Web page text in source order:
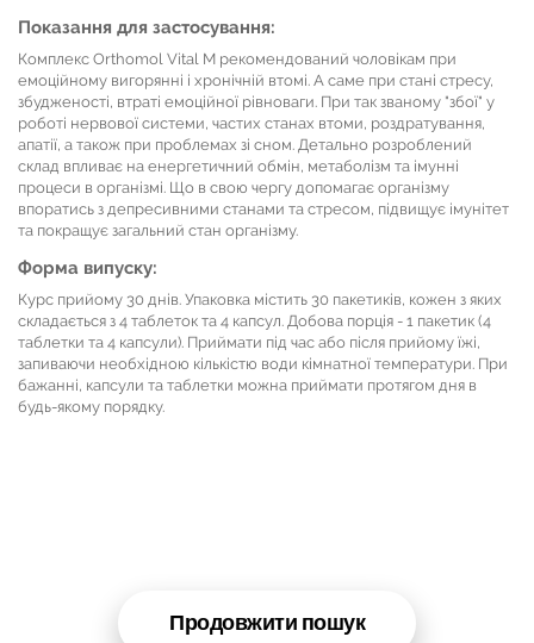
Показання для застосування:
Комплекс Orthomol Vital M рекомендований чоловікам при
емоційному вигорянні і хронічній втомі. А саме при стані стресу,
збудженості, втраті емоційної рівноваги. При так званому "збої" у
роботі нервової системи, частих станах втоми, роздратування,
апатії, а також при проблемах зі сном. Детально розроблений
склад впливає на енергетичний обмін, метаболізм та імунні
процеси в організмі. Що в свою чергу допомагає організму
впоратись з депресивними станами та стресом, підвищує імунітет
та покращує загальний стан організму.
Форма випуску:
Курс прийому 30 днів. Упаковка містить 30 пакетиків, кожен з яких
складається з 4 таблеток та 4 капсул. Добова порція - 1 пакетик (4
таблетки та 4 капсули). Приймати під час або після прийому їжі,
запиваючи необхідною кількістю води кімнатної температури. При
бажанні, капсули та таблетки можна приймати протягом дня в
будь-якому порядку.
Продовжити пошук